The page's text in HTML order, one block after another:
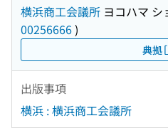
横浜商工会議所 ヨコハマ シ
00256666)
典拠
出版事項
横浜 : 横浜商工会議所